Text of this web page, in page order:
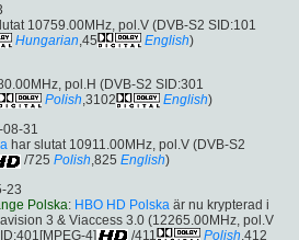
10759.00MHz, pol.V (DVB-S2 SID:101
Hungarian ,45 English)
pol.H (DVB-S2 SID:301
Polish,3102 English)
08-31
har slutat 10911.00MHz, pol.V (DVB-S2
/725 Polish,825 English)
23
Polska: HBO HD Polska är nu krypterad i
3 & Viaccess 3.0 (12265.00MHz, pol.V
4]
/411 Polish ,412